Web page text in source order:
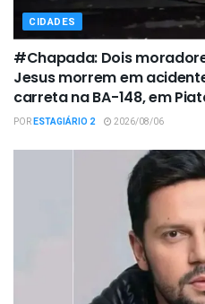
CIDADES
#Chapada: Dois
Jesus morrem em
carreta na BA-148, em
PORESTAGIÁRIO 2 2026/08/06